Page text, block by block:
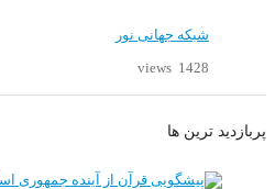
شبکه جهانی نور
1428 views
پربازدید ترین ها